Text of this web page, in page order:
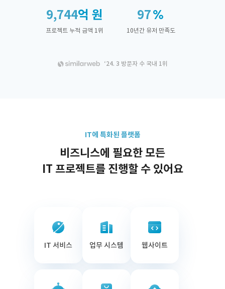
9,744억 원
프로젝트 누적 금액 1위
97
10년간 유저 만족도
‘24. 3 방문자 수 국내 1위
IT에 특화된 플랫폼
비즈니스에 필요한 모든
IT 프로젝트를 진행할 수 있어요
IT 서비스 업무 시스템 웹사이트